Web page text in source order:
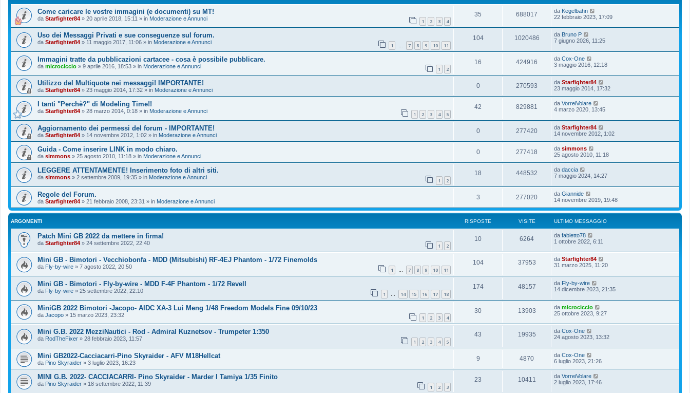
Come caricare le vostre immagini (e documenti) su MT!
da Starfighter84 » 20 aprile 2018, 15:11 » in Moderazione e Annunci 1 2 3 4
35 688017 da Kegelbahn
22 febbraio 2023, 17:09
Uso dei Messaggi Privati e sue conseguenze sul forum.
da Starfighter84 » 11 maggio 2017, 11:06 » in Moderazione e Annunci 1 … 7 8 9 10 11
104 1020486 da Bruno P
7 giugno 2026, 11:25
Immagini tratte da pubblicazioni cartacee - cosa è possibile pubblicare.
da microciccio » 9 aprile 2016, 18:53 » in Moderazione e Annunci 1 2
16 424916 da Cox-One
3 maggio 2016, 12:18
Utilizzo del Multiquote nei messaggi! IMPORTANTE!
da Starfighter84 » 23 maggio 2014, 17:32 » in Moderazione e Annunci
0 270593 da Starfighter84
23 maggio 2014, 17:32
I tanti "Perchè?" di Modeling Time!!
da Starfighter84 » 28 marzo 2014, 0:18 » in Moderazione e Annunci 1 2 3 4 5
42 829881 da VorreiVolare
4 marzo 2020, 13:45
Aggiornamento dei permessi del forum - IMPORTANTE!
da Starfighter84 » 14 novembre 2012, 1:02 » in Moderazione e Annunci
0 277420 da Starfighter84
14 novembre 2012, 1:02
Guida - Come inserire LINK in modo chiaro.
da simmons » 25 agosto 2010, 11:18 » in Moderazione e Annunci
0 277418 da simmons
25 agosto 2010, 11:18
LEGGERE ATTENTAMENTE! Inserimento foto di altri siti.
da simmons » 2 settembre 2009, 19:35 » in Moderazione e Annunci 1 2
18 448532 da daccia
7 maggio 2024, 14:27
Regole del Forum.
da Starfighter84 » 21 febbraio 2008, 23:31 » in Moderazione e Annunci
3 277020 da Giannide
14 novembre 2019, 19:48
ARGOMENTI RISPOSTE VISITE ULTIMO MESSAGGIO
Patch Mini GB 2022 da mettere in firma!
da Starfighter84 » 24 settembre 2022, 22:40 1 2
10 6264 da fabietto78
1 ottobre 2022, 6:11
Mini GB - Bimotori - Vecchiobonfa - MDD (Mitsubishi) RF-4EJ Phantom - 1/72 Finemolds
da Fly-by-wire » 7 agosto 2022, 20:50 1 … 7 8 9 10 11
104 37953 da Starfighter84
31 marzo 2025, 11:20
Mini GB - Bimotori - Fly-by-wire - MDD F-4F Phantom - 1/72 Revell
da Fly-by-wire » 25 settembre 2022, 22:10 1 … 14 15 16 17 18
174 48157 da Fly-by-wire
14 dicembre 2023, 21:35
MiniGB 2022 Bimotori -Jacopo- AIDC XA-3 Lui Meng 1/48 Freedom Models Fine 09/10/23
da Jacopo » 15 marzo 2023, 23:32 1 2 3 4
30 13903 da microciccio
25 ottobre 2023, 9:27
Mini G.B. 2022 MezziNautici - Rod - Admiral Kuznetsov - Trumpeter 1:350
da RodTheFixer » 28 febbraio 2023, 11:57 1 2 3 4 5
43 19935 da Cox-One
24 agosto 2023, 13:32
Mini GB2022-Cacciacarri-Pino Skyraider - AFV M18Hellcat
da Pino Skyraider » 3 luglio 2023, 16:23
9 4870 da Cox-One
6 luglio 2023, 21:26
MINI G.B. 2022- CACCIACARRI- Pino Skyraider - Marder I Tamiya 1/35 Finito
da Pino Skyraider » 18 settembre 2022, 11:39 1 2 3
23 10411 da VorreiVolare
2 luglio 2023, 17:46